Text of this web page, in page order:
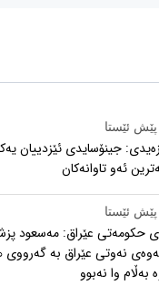
جینۆسایدی ئێزدییان
ئەو تاوانەکان
حکومەتی عێراق: مەسعود
نەوتی عێراق بە گەرووی
بەڵام وا نەبوو